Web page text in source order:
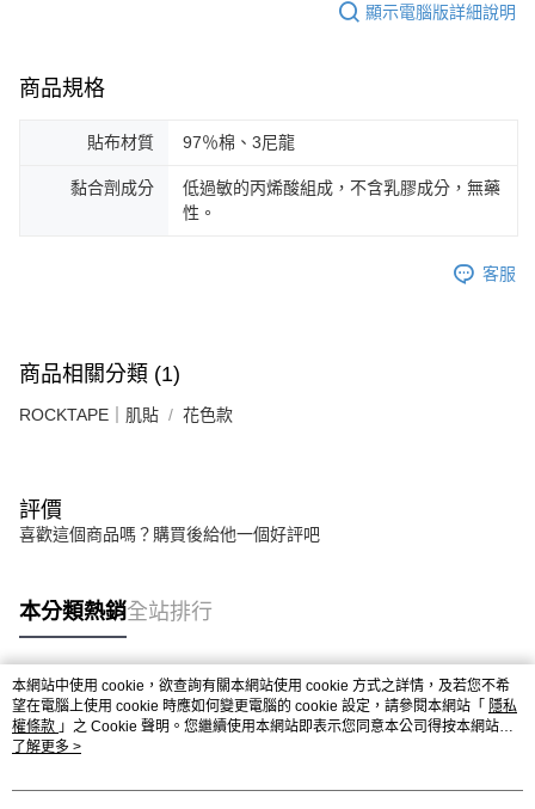
顯示電腦版詳細說明
商品規格
貼布材質 97％棉、3尼龍
黏合劑成分
低過敏的丙烯酸組成，不含乳膠成分，無藥
性。
客服
商品相關分類 (1)
ROCKTAPE｜肌貼 花色款
評價
喜歡這個商品嗎？購買後給他一個好評吧
本分類熱銷全站排行
熱門標籤
本網站中使用 cookie，欲查詢有關本網站使用 cookie 方式之詳情，及若您不希
望在電腦上使用 cookie 時應如何變更電腦的 cookie 設定，請參閱本網站「 隱私
權條款 」之 Cookie 聲明。您繼續使用本網站即表示您同意本公司得按本網站使
用條款之 Cookie 聲明使用 cookie。
了解更多 >